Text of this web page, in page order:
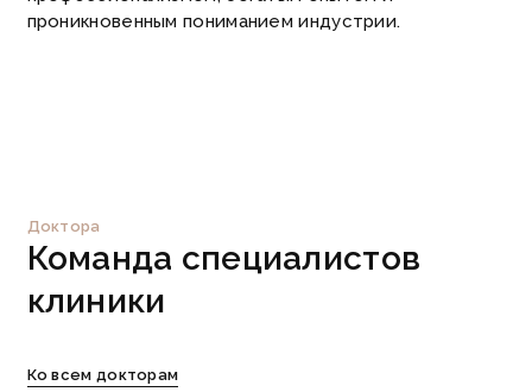
проникновенным пониманием индустрии.
Доктора
Команда специалистов
клиники
Ко всем докторам